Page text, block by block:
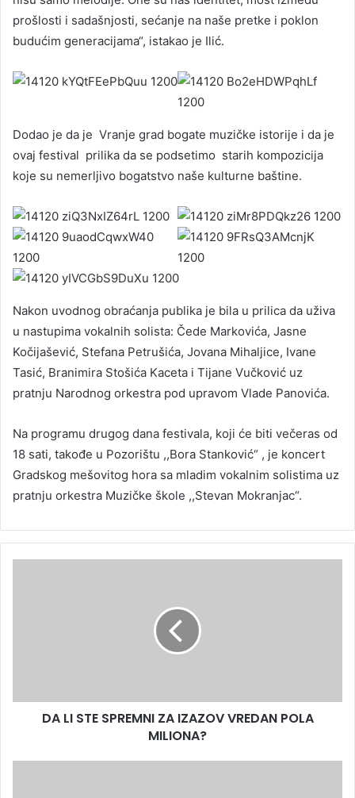
prošlosti i sadašnjosti, sećanje na naše pretke i poklon
budućim generacijama“, istakao je Ilić.
Dodao je da je Vranje grad bogate muzičke istorije i da je
ovaj festival prilika da se podsetimo starih kompozicija
koje su nemerljivo bogatstvo naše kulturne baštine.
Nakon uvodnog obraćanja publika je bila u prilica da uživa
u nastupima vokalnih solista: Čede Markovića, Jasne
Kočijašević, Stefana Petrušića, Jovana Mihaljice, Ivane
Tasić, Branimira Stošića Kaceta i Tijane Vučković uz
pratnju Narodnog orkestra pod upravom Vlade Panovića.
Na programu drugog dana festivala, koji će biti večeras od
18 sati, takođe u Pozorištu ,,Bora Stanković“ , je koncert
Gradskog mešovitog hora sa mladim vokalnim solistima uz
pratnju orkestra Muzičke škole ,,Stevan Mokranjac“.
DA LI STE SPREMNI ZA IZAZOV VREDAN POLA
MILIONA?